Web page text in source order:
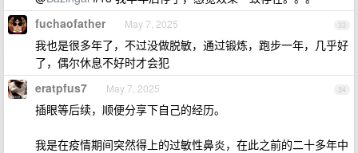
33
fuchaofather May 7, 2025
我也是很多年了，不过没做脱敏，通过锻炼，跑步一年，几乎好
了，偶尔休息不好时才会犯
34
eratpfus7 May 7, 2025
插眼等后续，顺便分享下自己的经历。
我是在疫情期间突然得上的过敏性鼻炎，在此之前的二十多年中